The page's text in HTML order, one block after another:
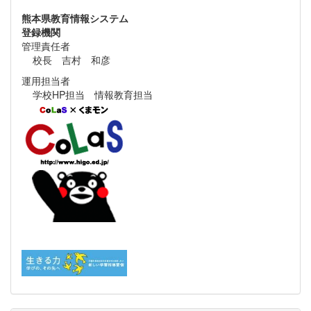
熊本県教育情報システム
登録機関
管理責任者
校長 吉村 和彦
運用担当者
学校HP担当 情報教育担当